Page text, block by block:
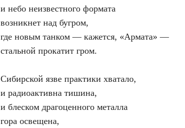
и небо неизвестного формата
возникнет над бугром,
где новым танком — кажется, «Армата» —
стальной прокатит гром.
Сибирской язве практики хватало,
и радиоактивна тишина,
и блеском драгоценного металла
гора освещена,